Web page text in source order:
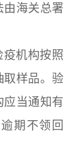
由海关总署
机构按照
取样品。验
当通知有
期不领回